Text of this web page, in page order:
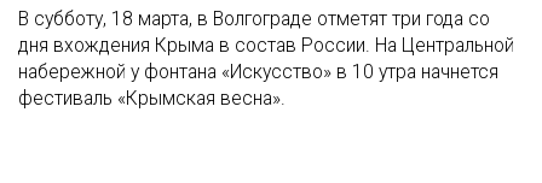
В субботу, 18 марта, в Волгограде отметят три года со
дня вхождения Крыма в состав России. На Центральной
набережной у фонтана «Искусство» в 10 утра начнется
фестиваль «Крымская весна».